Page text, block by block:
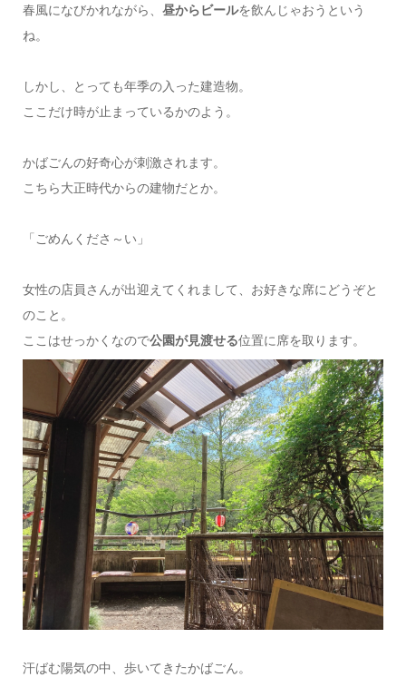
春風になびかれながら、 昼からビールを飲んじゃおうという
ね。
しかし、とっても年季の入った建造物。
ここだけ時が止まっているかのよう。
かばごんの好奇心が刺激されます。
こちら大正時代からの建物だとか。
「ごめんくださ～い」
女性の店員さんが出迎えてくれまして、お好きな席にどうぞと
のこと。
ここはせっかくなので公園が見渡せる位置に席を取ります。
汗ばむ陽気の中、歩いてきたかばごん。